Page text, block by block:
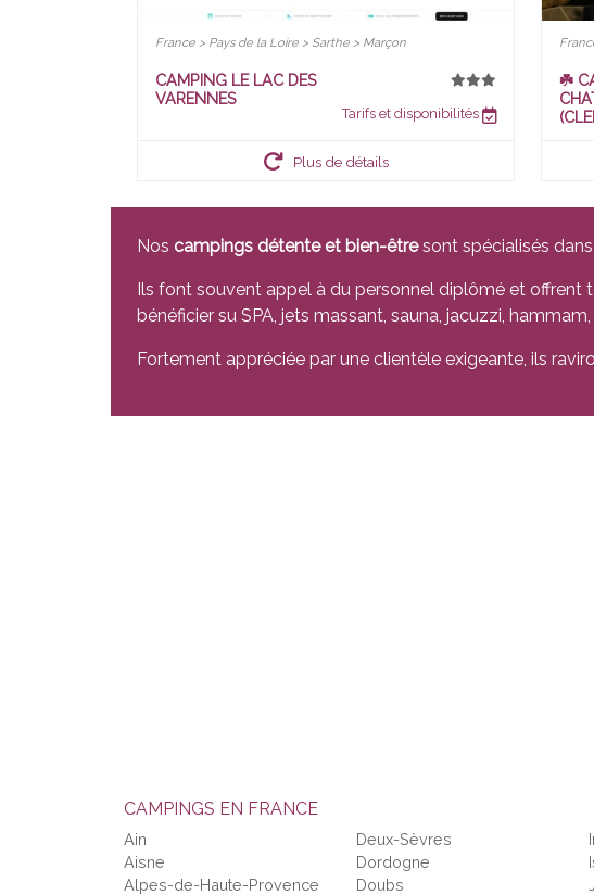
France > Pays de la Loire > Sarthe > Marçon
CAMPING LE LAC DES
VARENNES
Tarifs et disponibilités
Plus de détails
☘️
Nos campings détente et bien-êtresont spécialisés
Ils font souvent appel à du personnel diplômé et offrent
bénéficier su SPA, jets massant, sauna, jacuzzi,
Fortement appréciée par une clientèle exigeante, ils
CAMPINGS EN FRANCE
Ain
Aisne
Alpes-de-Haute-Provence
Deux-Sèvres
Dordogne
Doubs